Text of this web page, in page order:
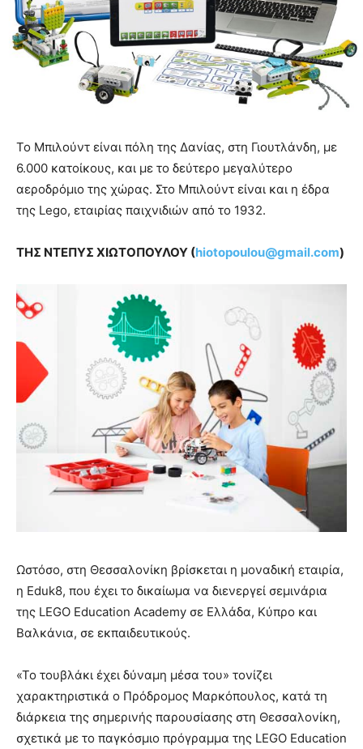
Το Μπιλούντ είναι πόλη της Δανίας, στη Γιουτλάνδη, με
6.000 κατοίκους, και με το δεύτερο μεγαλύτερο
αεροδρόμιο της χώρας. Στο Μπιλούντ είναι και η έδρα
της Lego, εταιρίας παιχνιδιών από το 1932.
ΤΗΣ ΝΤΕΠΥΣ ΧΙΩΤΟΠΟΥΛΟΥ (hiotopoulou@gmail.com)
Ωστόσο, στη Θεσσαλονίκη βρίσκεται η μοναδική εταιρία,
η Eduk8, που έχει το δικαίωμα να διενεργεί σεμινάρια
της LEGO Education Academy σε Ελλάδα, Κύπρο και
Βαλκάνια, σε εκπαιδευτικούς.
«Το τουβλάκι έχει δύναμη μέσα του» τονίζει
χαρακτηριστικά ο Πρόδρομος Μαρκόπουλος, κατά τη
διάρκεια της σημερινής παρουσίασης στη Θεσσαλονίκη,
σχετικά με το παγκόσμιο πρόγραμμα της LEGO Education